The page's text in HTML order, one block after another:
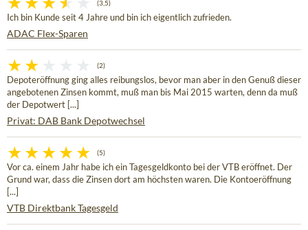
(3,5)
Ich bin Kunde seit 4 Jahre und bin ich eigentlich zufrieden.
ADAC Flex-Sparen
(2)
Depoteröffnung ging alles reibungslos, bevor man aber in den Genuß dieser
angebotenen Zinsen kommt, muß man bis Mai 2015 warten, denn da muß
der Depotwert [...]
Privat: DAB Bank Depotwechsel
(5)
Vor ca. einem Jahr habe ich ein Tagesgeldkonto bei der VTB eröffnet. Der
Grund war, dass die Zinsen dort am höchsten waren. Die Kontoeröffnung
[...]
VTB Direktbank Tagesgeld